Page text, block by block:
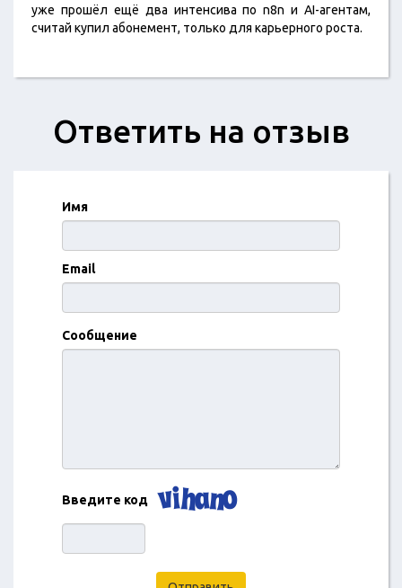
уже прошёл ещё два интенсива по n8n и AI-агентам,
считай купил абонемент, только для карьерного роста.
Ответить на отзыв
Имя
Email
Сообщение
Введите код